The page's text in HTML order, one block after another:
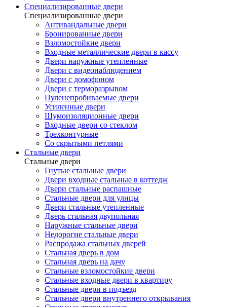
Специализированные двери
Специализированные двери
Антивандальные двери
Бронированные двери
Взломостойкие двери
Входные металлические двери в кассу
Двери наружные утепленные
Двери с видеонаблюдением
Двери с домофоном
Двери с терморазрывом
Пуленепробиваемые двери
Усиленные двери
Шумоизоляционные двери
Входные двери со стеклом
Трехконтурные
Со скрытыми петлями
Стальные двери
Стальные двери
Гнутые стальные двери
Двери входные стальные в коттедж
Двери стальные распашные
Стальные двери для улицы
Двери стальные утепленные
Дверь стальная двупольная
Наружные стальные двери
Недорогие стальные двери
Распродажа стальных дверей
Стальная дверь в дом
Стальная дверь на дачу
Стальные взломостойкие двери
Стальные входные двери в квартиру
Стальные двери в подъезд
Стальные двери внутреннего открывания